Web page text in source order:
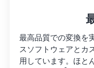
最高品質での変換を
スソフトウェアとカ
用しています。ほと